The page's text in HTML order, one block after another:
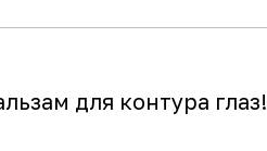
для контура глаз!